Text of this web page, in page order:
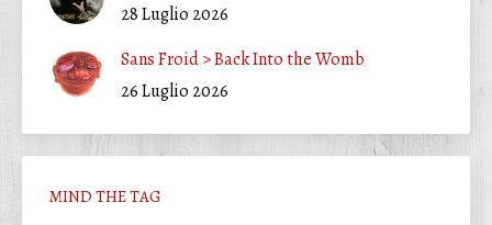
28 Luglio 2026
Sans Froid > Back Into the Womb
26 Luglio 2026
MIND THE TAG